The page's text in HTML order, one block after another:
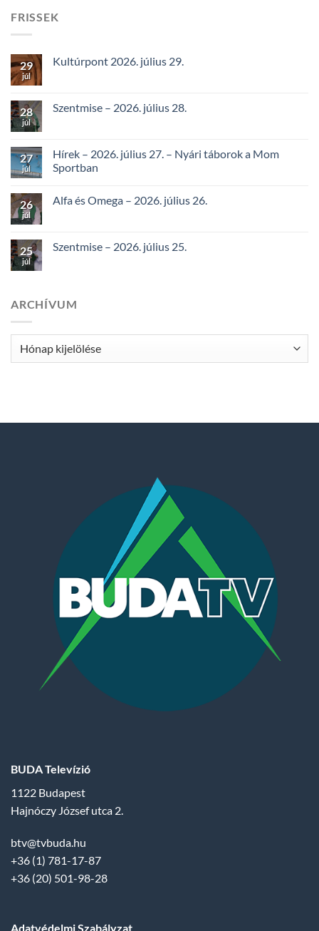
FRISSEK
29
júl
Kultúrpont 2026. július 29.
28
júl
Szentmise – 2026. július 28.
27
júl
Hírek – 2026. július 27. – Nyári táborok a Mom
Sportban
26
júl
Alfa és Omega – 2026. július 26.
25
júl
Szentmise – 2026. július 25.
ARCHÍVUM
Archívum
BUDA Televízió
1122 Budapest
Hajnóczy József utca 2.
btv@tvbuda.hu
+36 (1) 781-17-87
+36 (20) 501-98-28
Adatvédelmi Szabályzat